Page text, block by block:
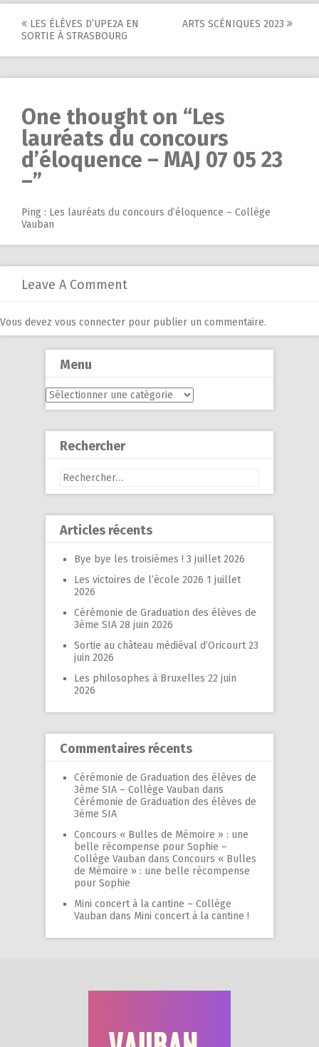
Post
LES ÉLÈVES D’UPE2A EN
SORTIE À STRASBOURG
ARTS SCÉNIQUES 2023
One thought on “Les
lauréats du concours
d’éloquence – MAJ 07 05 23
–”
Ping : Les lauréats du concours d’éloquence – Collège
Vauban
Leave A Comment
Vous devez vous connecter pour publier un commentaire.
Menu
Menu
Rechercher
Rechercher :
Articles récents
Bye bye les troisièmes ! 3 juillet 2026
Les victoires de l’école 2026 1 juillet
2026
Cérémonie de Graduation des élèves de
3ème SIA 28 juin 2026
Sortie au château médiéval d’Oricourt 23
juin 2026
Les philosophes à Bruxelles 22 juin
2026
Commentaires récents
Cérémonie de Graduation des élèves de
3ème SIA – Collège Vauban dans
Cérémonie de Graduation des élèves de
3ème SIA
Concours « Bulles de Mémoire » : une
belle récompense pour Sophie –
Collège Vauban dans Concours « Bulles
de Mémoire » : une belle récompense
pour Sophie
Mini concert à la cantine – Collège
Vauban dans Mini concert à la cantine !